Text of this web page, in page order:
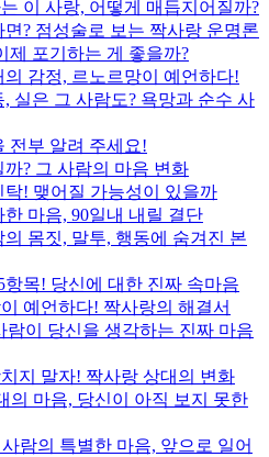
이 사랑, 어떻게 매듭지어질까?
? 점성술로 보는 짝사랑 운명론
제 포기하는 게 좋을까?
의 감정, 르노르망이 예언하다!
실은 그 사람도? 욕망과 순수 사
전부 알려 주세요!
? 그 사람의 마음 변화
탁! 맺어질 가능성이 있을까
마음, 90일내 내릴 결단
몸짓, 말투, 행동에 숨겨진 본
항목! 당신에 대한 진짜 속마음
예언하다! 짝사랑의 해결서
람이 당신을 생각하는 진짜 마음
지 말자! 짝사랑 상대의 변화
의 마음, 당신이 아직 보지 못한
람의 특별한 마음, 앞으로 일어